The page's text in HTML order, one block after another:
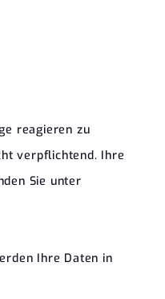
reagieren zu
verpflichtend. Ihre
Sie unter
Ihre Daten in